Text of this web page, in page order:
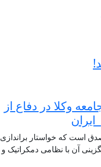
وکلا در دفاع از
است که خواستار براندازی
آن با نظامی دمکراتیک و